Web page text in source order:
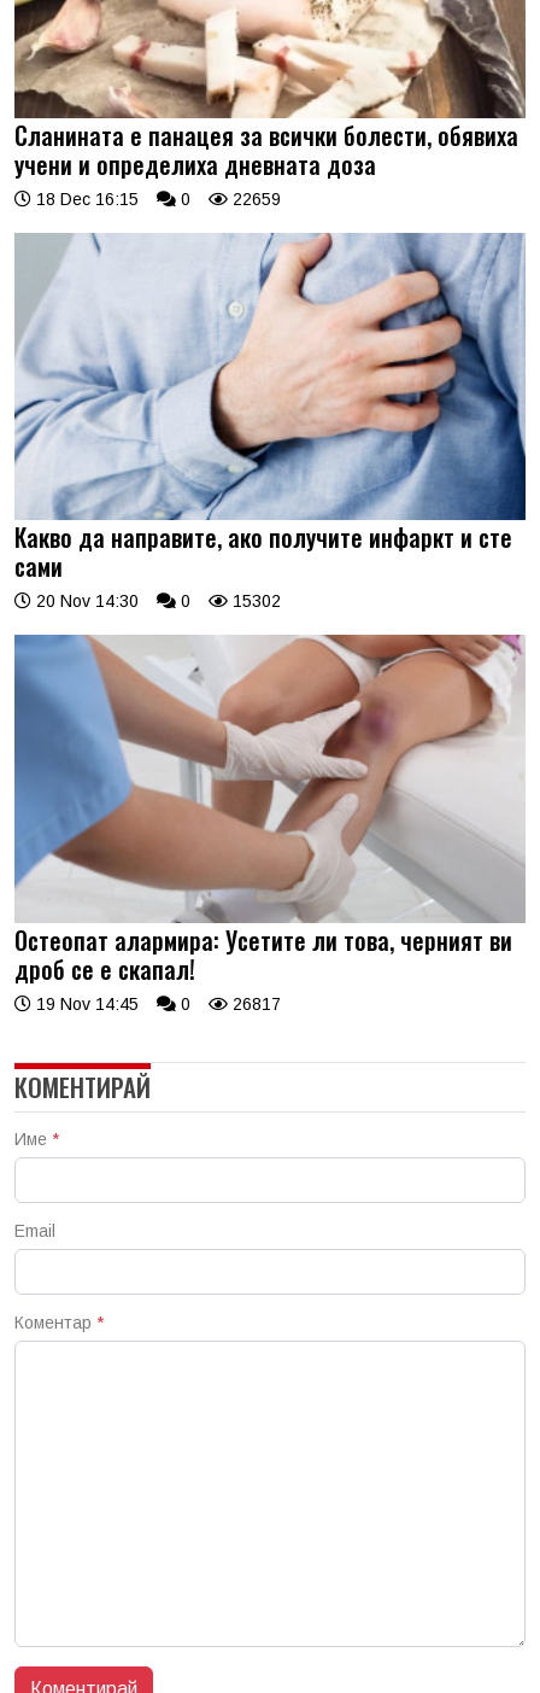
Сланината е панацея за всички болести, обявиха
учени и определиха дневната доза
18 Dec 16:15 0 22659
Какво да направите, ако получите инфаркт и сте
сами
20 Nov 14:30 0 15302
Остеопат алармира: Усетите ли това, черният ви
дроб се е скапал!
19 Nov 14:45 0 26817
КОМЕНТИРАЙ
Име *
Email
Коментар *